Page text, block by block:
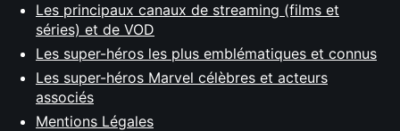
Les principaux canaux de streaming (films et
séries) et de VOD
Les super-héros les plus emblématiques et connus
Les super-héros Marvel célèbres et acteurs
associés
Mentions Légales